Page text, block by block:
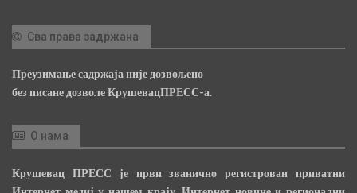
Сва права задржана
Преузимање садржаја није дозвољено
без писане дозволе КрушевацПРЕСС-а.
О нама
Крушевац ПРЕСС је први званично регистрован приватни